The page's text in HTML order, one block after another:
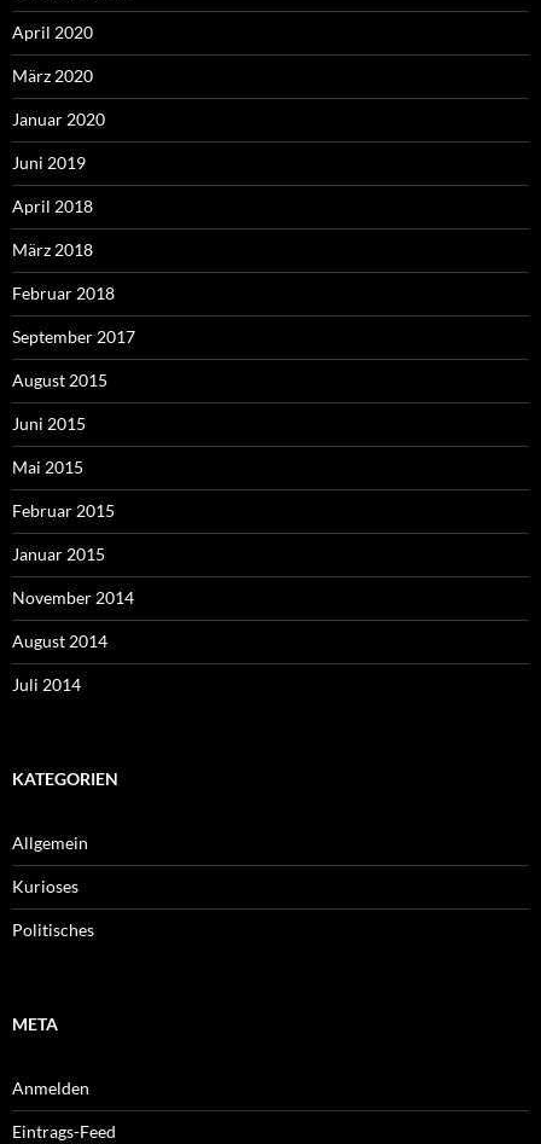
April 2020
März 2020
Januar 2020
Juni 2019
April 2018
März 2018
Februar 2018
September 2017
August 2015
Juni 2015
Mai 2015
Februar 2015
Januar 2015
November 2014
August 2014
Juli 2014
KATEGORIEN
Allgemein
Kurioses
Politisches
META
Anmelden
Eintrags-Feed